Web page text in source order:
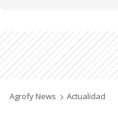
Agrofy News Actualidad